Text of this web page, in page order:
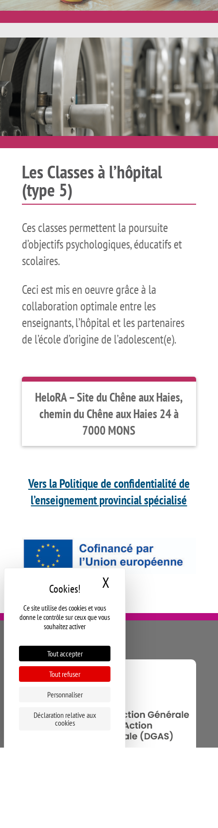
Ce site utilise des cookies et vous
donne le contrôle sur ceux que vous
souhaitez activer
Tout accepter
Tout refuser
Personnaliser
Déclaration relative aux
cookies
X
Les Classes à l’hôpital
(type 5)
Ces classes permettent la poursuite
d’objectifs psychologiques, éducatifs et
scolaires.
Ceci est mis en oeuvre grâce à la
collaboration optimale entre les
enseignants, l’hôpital et les partenaires
de l’école d’origine de l’adolescent(e).
HeloRA – Site du Chêne aux Haies,
chemin du Chêne aux Haies 24 à
7000 MONS
Vers la Politique de confidentialité de
l’enseignement provincial spécialisé